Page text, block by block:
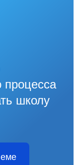
процесса
школу